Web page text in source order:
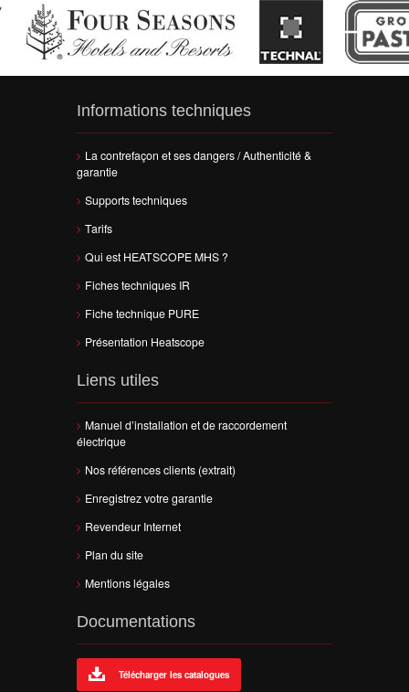
Informations techniques
La contrefaçon et ses dangers / Authenticité &
garantie
Supports techniques
Tarifs
Qui est HEATSCOPE MHS ?
Fiches techniques IR
Fiche technique PURE
Présentation Heatscope
Liens utiles
Manuel d’installation et de raccordement
électrique
Nos références clients (extrait)
Enregistrez votre garantie
Revendeur Internet
Plan du site
Mentions légales
Documentations
Télécharger les catalogues